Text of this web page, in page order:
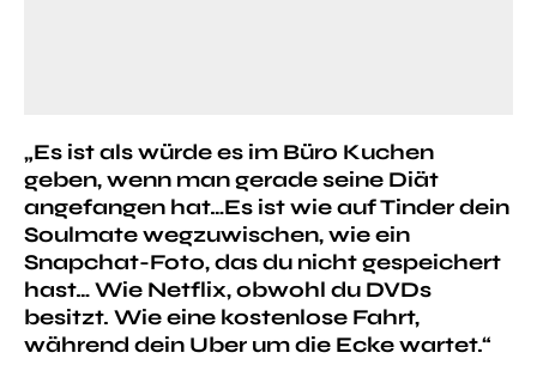
„Es ist als würde es im Büro Kuchen
geben, wenn man gerade seine Diät
angefangen hat…Es ist wie auf Tinder dein
Soulmate wegzuwischen, wie ein
Snapchat-Foto, das du nicht gespeichert
hast… Wie Netflix, obwohl du DVDs
besitzt. Wie eine kostenlose Fahrt,
während dein Uber um die Ecke wartet.“